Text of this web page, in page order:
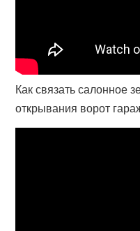
Как связать салонное
открывания ворот